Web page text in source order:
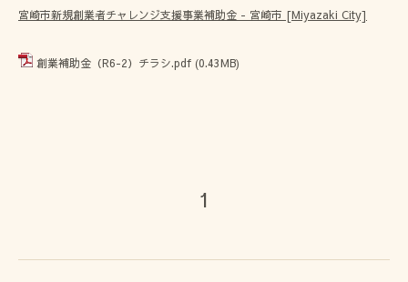
宮崎市新規創業者チャレンジ支援事業補助金 - 宮崎市 [Miyazaki City]
創業補助金（R6-2）チラシ.pdf (0.43MB)
1